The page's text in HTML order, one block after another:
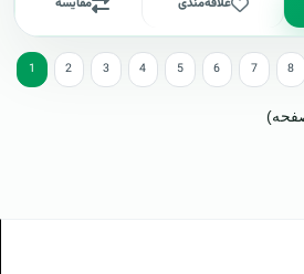
علاقه‌مندی مقایسه
1 2 3 4 5 6 7 8